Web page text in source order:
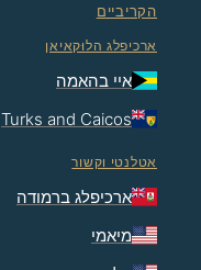
הקריביים
ארכיפלג הלוּקאיאן
איי בהאמה
Turks and Caicos
אטלנטי וקשור
ארכיפלג ברמודה
מיאמי